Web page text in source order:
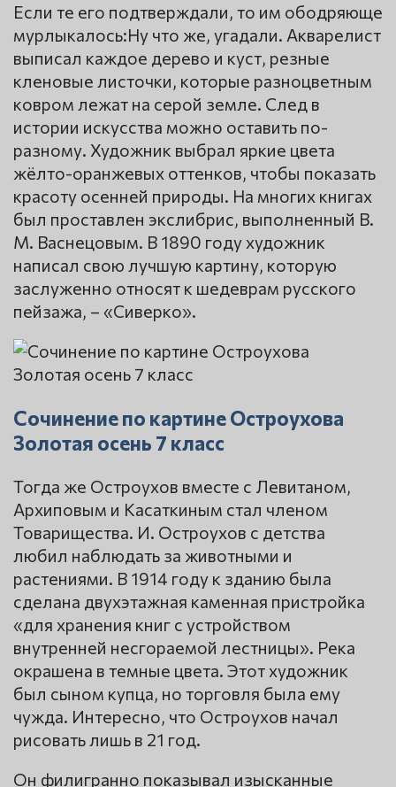
Если те его подтверждали, то им ободряюще
мурлыкалось:Ну что же, угадали. Акварелист
выписал каждое дерево и куст, резные
кленовые листочки, которые разноцветным
ковром лежат на серой земле. След в
истории искусства можно оставить по-
разному. Художник выбрал яркие цвета
жёлто-оранжевых оттенков, чтобы показать
красоту осенней природы. На многих книгах
был проставлен экслибрис, выполненный В.
М. Васнецовым. В 1890 году художник
написал свою лучшую картину, которую
заслуженно относят к шедеврам русского
пейзажа, – «Сиверко».
Сочинение по картине Остроухова
Золотая осень 7 класс
Тогда же Остроухов вместе с Левитаном,
Архиповым и Касаткиным стал членом
Товарищества. И. Остроухов с детства
любил наблюдать за животными и
растениями. В 1914 году к зданию была
сделана двухэтажная каменная пристройка
«для хранения книг с устройством
внутренней несгораемой лестницы». Река
окрашена в темные цвета. Этот художник
был сыном купца, но торговля была ему
чужда. Интересно, что Остроухов начал
рисовать лишь в 21 год.
Он филигранно показывал изысканные